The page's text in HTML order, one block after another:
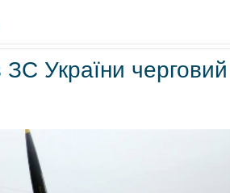
України черговий